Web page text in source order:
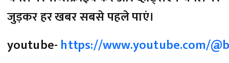
जुड़कर हर खबर सबसे पहले पाएं।
youtube- https://www.youtube.com/